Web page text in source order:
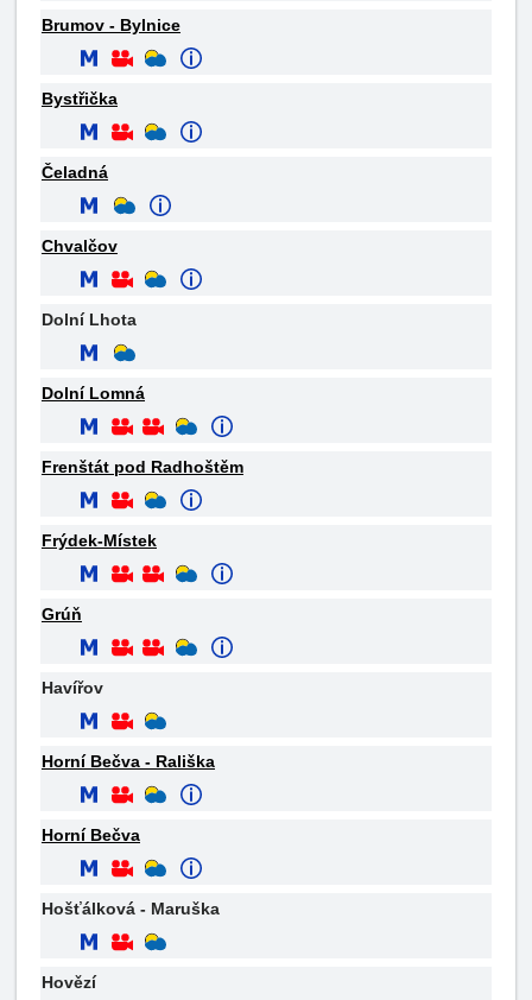
Brumov - Bylnice
Bystřička
Čeladná
Chvalčov
Dolní Lhota
Dolní Lomná
Frenštát pod Radhoštěm
Frýdek-Místek
Grúň
Havířov
Horní Bečva - Rališka
Horní Bečva
Hošťálková - Maruška
Hovězí